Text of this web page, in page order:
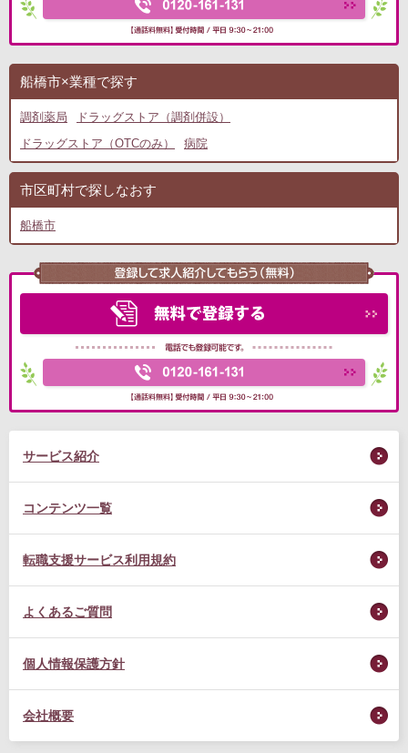
船橋市×業種で探す
調剤薬局
ドラッグストア（調剤併設）
ドラッグストア（OTCのみ）
病院
市区町村で探しなおす
船橋市
サービス紹介
コンテンツ一覧
転職支援サービス利用規約
よくあるご質問
個人情報保護方針
会社概要